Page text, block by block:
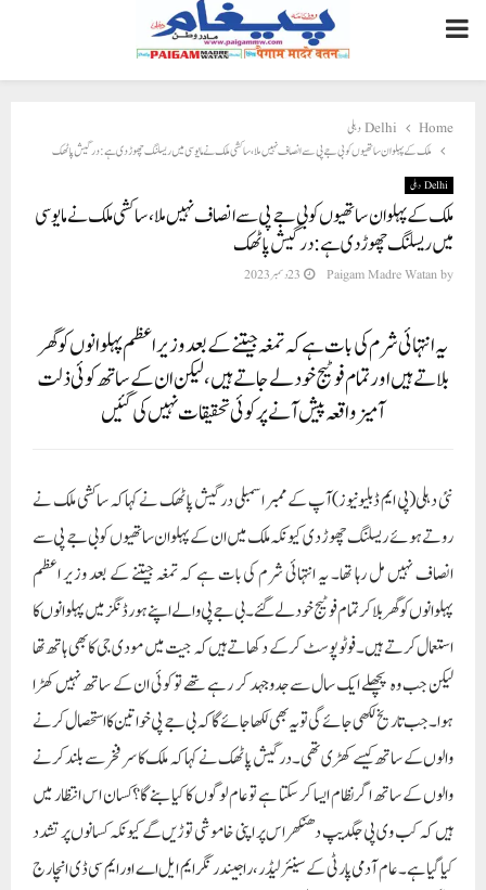
PRIMARY
MENU
Home
Delhi دہلی
ملک کے پہلوان ساتھیوں کو بی جے پی سے انصاف نہیں ملا، ساکشی ملک نے مایوسی میں ریسلنگ چھوڑ دی ہے: درگیش پاٹھک
Delhi دہلی
ملک کے پہلوان ساتھیوں کو بی جے پی سے انصاف نہیں ملا، ساکشی ملک نے مایوسی
میں ریسلنگ چھوڑ دی ہے: درگیش پاٹھک
by
Paigam Madre Watan 23 دسمبر 2023
یہ انتہائی شرم کی بات ہے کہ تمغہ جیتنے کے بعد وزیر اعظم پہلوانوں کو گھر
بلاتے ہیں اور تمام فوٹیج خود لے جاتے ہیں، لیکن ان کے ساتھ کوئی ذلت
آمیز واقعہ پیش آنے پر کوئی تحقیقات نہیں کی گئیں
نئی دہلی(پی ایم ڈبلیو نیوز)آپ کے ممبر اسمبلی درگیش پاٹھک نے کہا کہ ساکشی ملک نے
روتے ہوئے ریسلنگ چھوڑ دی کیونکہ ملک میں ان کے پہلوان ساتھیوں کو بی جے پی سے
انصاف نہیں مل رہا تھا۔ یہ انتہائی شرم کی بات ہے کہ تمغہ جیتنے کے بعد وزیر اعظم
پہلوانوں کو گھر بلا کر تمام فوٹیج خود لے گئے۔ بی جے پی والے اپنے ہورڈنگز میں پہلوانوں کا
استعمال کرتے ہیں۔فوٹو پوسٹ کر کے دکھاتے ہیں کہ جیت میں مودی جی کا بھی ہاتھ تھا
لیکن جب وہ پچھلے ایک سال سے جدوجہد کر رہے تھے تو کوئی ان کے ساتھ نہیں کھڑا
ہوا۔ جب تاریخ لکھی جائے گی تو یہ بھی لکھا جائے گا کہ بی جے پی خواتین کا استحصال کرنے
والوں کے ساتھ کیسے کھڑی تھی۔ درگیش پاٹھک نے کہا کہ ملک کا سر فخر سے بلند کرنے
والوں کے ساتھ اگر نظام ایسا کر سکتا ہے تو عام لوگوں کا کیا بنے گا؟ کسان اس انتظار میں
ہیں کہ کب وی پی جگدیپ دھنکھر اس پر اپنی خاموشی توڑیں گے کیونکہ کسانوں پر تشدد
کیا گیا ہے۔عام آدمی پارٹی کے سینئر لیڈر، راجیندر نگر ایم ایل اے اور ایم سی ڈی انچارج